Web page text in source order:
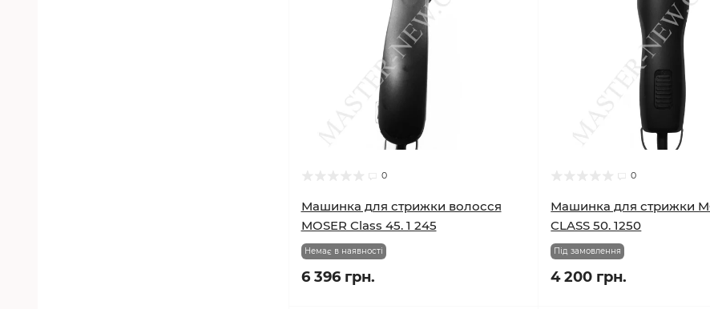
0
Машинка для стрижки волосся
MOSER Class 45. 1 245
Немає в наявності
6 396 грн.
0
Машинка для стрижки
CLASS 50. 1250
Під замовлення
4 200 грн.